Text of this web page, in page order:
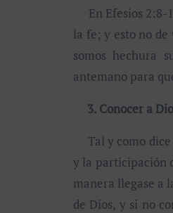
En Efesios 2:8-
la fe; y esto no de
somos hechura
antemano para
3. Conocer a
Tal y como dice
y la participación
manera llegase a
de Dios, y si no